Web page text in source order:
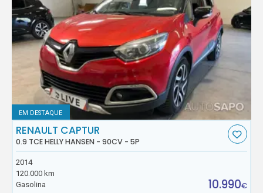
EM DESTAQUE
RENAULT CAPTUR
0.9 TCE HELLY HANSEN - 90CV - 5P
2014
120.000 km
Gasolina
10.990€